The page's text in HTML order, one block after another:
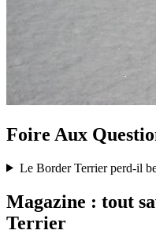
Foire Aux
Le Border Terrier perd-il
Magazine : tout
Terrier